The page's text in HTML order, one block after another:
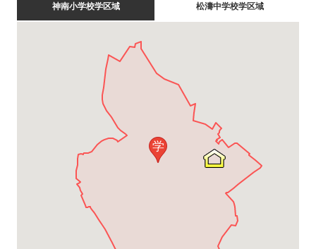
神南小学校学区域 松濤中学校学区域
学